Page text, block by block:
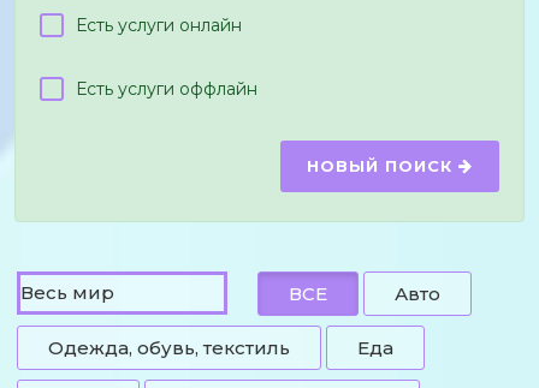
Есть услуги онлайн
Есть услуги оффлайн
НОВЫЙ ПОИСК
ВСЕ Авто
Одежда, обувь, текстиль Еда